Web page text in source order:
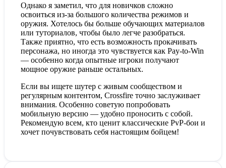
Однако я заметил, что для новичков сложно
освоиться из-за большого количества режимов и
оружия. Хотелось бы больше обучающих материалов
или туториалов, чтобы было легче разобраться.
Также приятно, что есть возможность прокачивать
персонажа, но иногда это чувствуется как Pay-to-Win
— особенно когда опытные игроки получают
мощное оружие раньше остальных.
Если вы ищете шутер с живым сообществом и
регулярным контентом, Crossfire точно заслуживает
внимания. Особенно советую попробовать
мобильную версию — удобно проносить с собой.
Рекомендую всем, кто ценит классические PvP-бои и
хочет почувствовать себя настоящим бойцем!